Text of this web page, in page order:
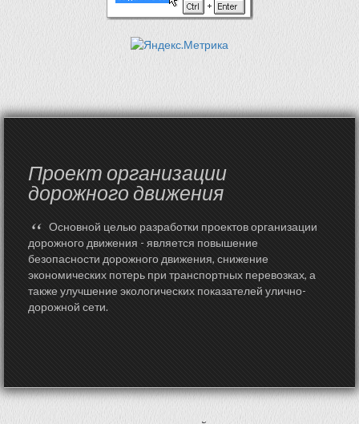
Проект организации
дорожного движения
“ Основной целью разработки проектов организации
дорожного движения - является повышение
безопасности дорожного движения, снижение
экономических потерь при транспортных перевозках, а
также улучшение экологических показателей улично-
дорожной сети.